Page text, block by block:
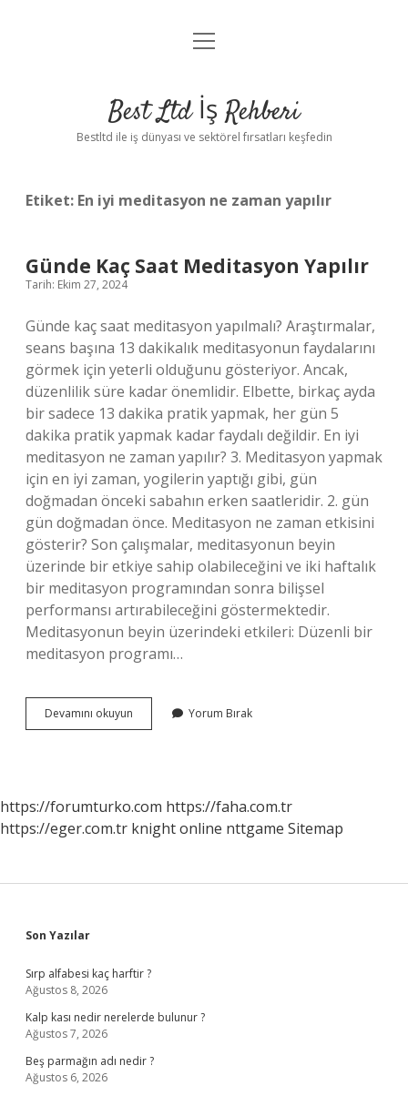
Anasayfa
Yasal Uyarı
menüyü
Best Ltd İş Rehberi
Bestltd ile iş dünyası ve sektörel fırsatları keşfedin
Etiket: En iyi meditasyon ne zaman yapılır
Günde Kaç Saat Meditasyon Yapılır
Tarih: Ekim 27, 2024
Günde kaç saat meditasyon yapılmalı? Araştırmalar,
seans başına 13 dakikalık meditasyonun faydalarını
görmek için yeterli olduğunu gösteriyor. Ancak,
düzenlilik süre kadar önemlidir. Elbette, birkaç ayda
bir sadece 13 dakika pratik yapmak, her gün 5
dakika pratik yapmak kadar faydalı değildir. En iyi
meditasyon ne zaman yapılır? 3. Meditasyon yapmak
için en iyi zaman, yogilerin yaptığı gibi, gün
doğmadan önceki sabahın erken saatleridir. 2. gün
gün doğmadan önce. Meditasyon ne zaman etkisini
gösterir? Son çalışmalar, meditasyonun beyin
üzerinde bir etkiye sahip olabileceğini ve iki haftalık
bir meditasyon programından sonra bilişsel
performansı artırabileceğini göstermektedir.
Meditasyonun beyin üzerindeki etkileri: Düzenli bir
meditasyon programı…
Devamını okuyun
Kaç
Yorum Bırak
https://forumturko.com https://faha.com.tr
https://eger.com.tr knight online nttgame Sitemap
Sidebar
Son Yazılar
Sırp alfabesi kaç harftir ?
Ağustos 8, 2026
Kalp kası nedir nerelerde bulunur ?
Ağustos 7, 2026
Beş parmağın adı nedir ?
Ağustos 6, 2026